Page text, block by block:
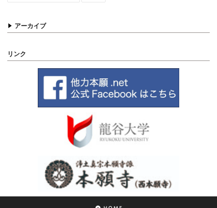
アーカイブ
リンク